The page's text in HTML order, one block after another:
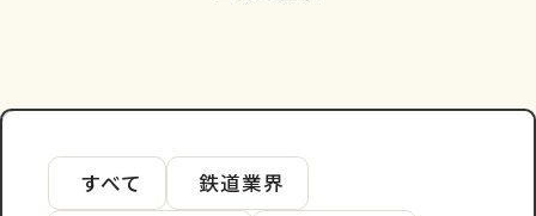
すべて
鉄道業界